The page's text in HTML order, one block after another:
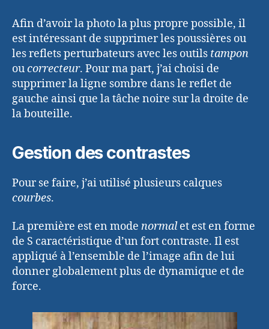
Afin d’avoir la photo la plus propre possible, il
est intéressant de supprimer les poussières ou
les reflets perturbateurs avec les outils tampon
oucorrecteur. Pour ma part, j’ai choisi de
supprimer la ligne sombre dans le reflet de
gauche ainsi que la tâche noire sur la droite de
la bouteille.
Gestion des contrastes
Pour se faire, j’ai utilisé plusieurs calques
courbes.
La première est en mode normalet est en forme
de S caractéristique d’un fort contraste. Il est
appliqué à l’ensemble de l’image afin de lui
donner globalement plus de dynamique et de
force.